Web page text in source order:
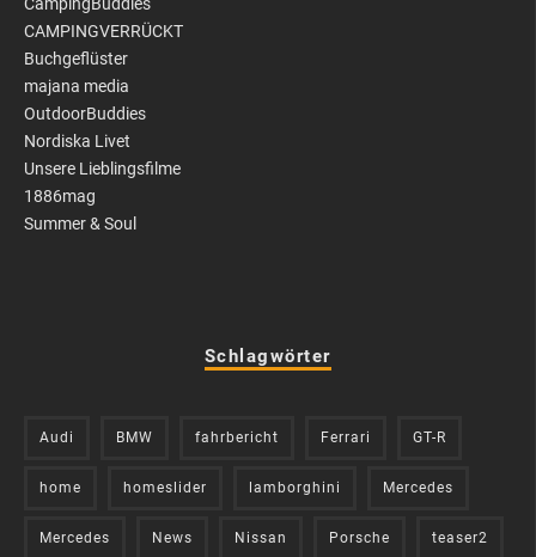
CampingBuddies
CAMPINGVERRÜCKT
Buchgeflüster
majana media
OutdoorBuddies
Nordiska Livet
Unsere Lieblingsfilme
1886mag
Summer & Soul
Schlagwörter
Audi BMW fahrbericht Ferrari GT-R
home homeslider lamborghini Mercedes
Mercedes News Nissan Porsche teaser2